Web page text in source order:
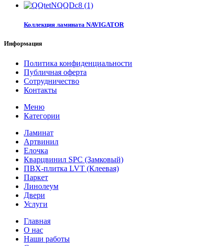
Коллекция ламината NAVIGATOR
Информация
Политика конфиденциальности
Публичная оферта
Сотрудничество
Контакты
Меню
Категории
Ламинат
Артвинил
Елочка
Кварцвинил SPC (Замковый)
ПВХ-плитка LVT (Клеевая)
Паркет
Линолеум
Двери
Услуги
Главная
О нас
Наши работы